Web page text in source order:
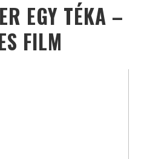
EGY TÉKA –
FILM